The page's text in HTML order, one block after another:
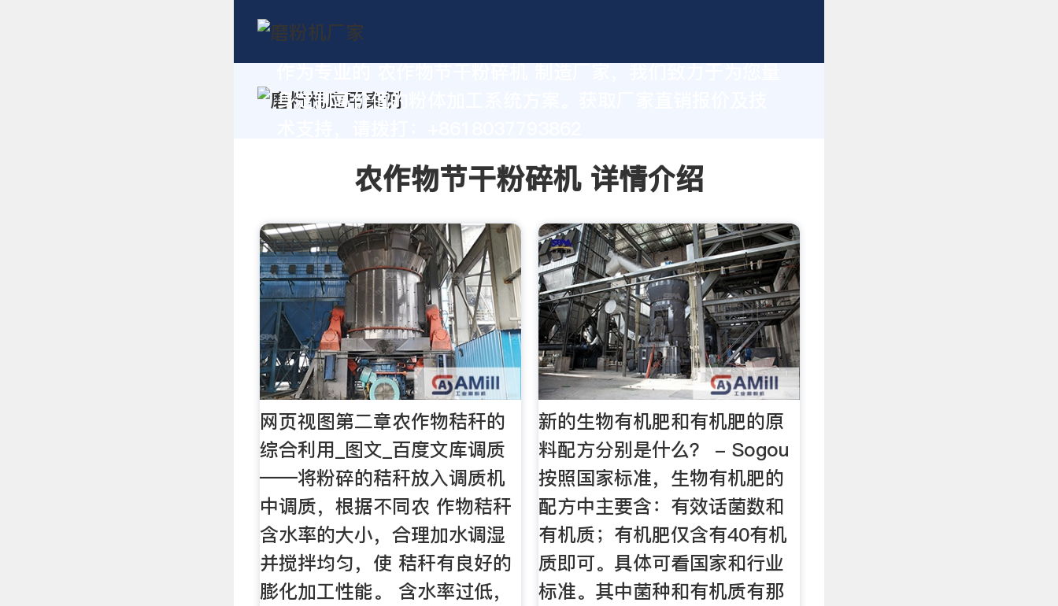
身定制高价值的粉体加工系统方案。获取厂家直销报价及技
农作物节干粉碎机 详情介绍
网页视图第二章农作物秸秆的
综合利用_图文_百度文库调质
——将粉碎的秸秆放入调质机
中调质，根据不同农 作物秸秆
含水率的大小，合理加水调湿
并搅拌均匀，使 秸秆有良好的
膨化加工性能。 含水率过低，
新的生物有机肥和有机肥的原
料配方分别是什么？ - Sogou
按照国家标准，生物有机肥的
配方中主要含：有效话菌数和
有机质；有机肥仅含有40有机
质即可。具体可看国家和行业
标准。其中菌种和有机质有那